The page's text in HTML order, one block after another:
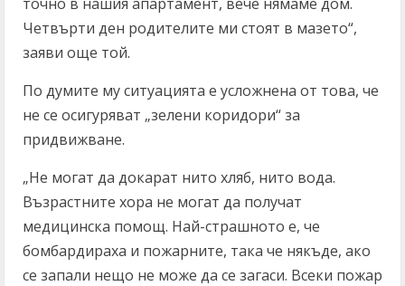
Четвърти ден родителите ми стоят в мазето“,
заяви още той.
По думите му ситуацията е усложнена от това, че
не се осигуряват „зелени коридори“ за
придвижване.
„Не могат да докарат нито хляб, нито вода.
Възрастните хора не могат да получат
медицинска помощ. Най-страшното е, че
бомбардираха и пожарните, така че някъде, ако
се запали нещо не може да се загаси. Всеки пожар